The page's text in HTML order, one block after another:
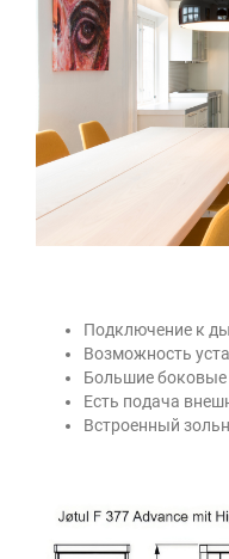
Подключение к
Возможность
Большие боковые
Есть подача
Встроенный